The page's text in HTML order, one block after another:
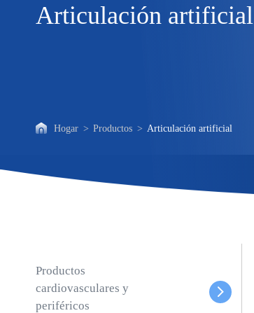
Articulación artificial
Hogar > Productos > Articulación artificial
Productos
cardiovasculares y
periféricos